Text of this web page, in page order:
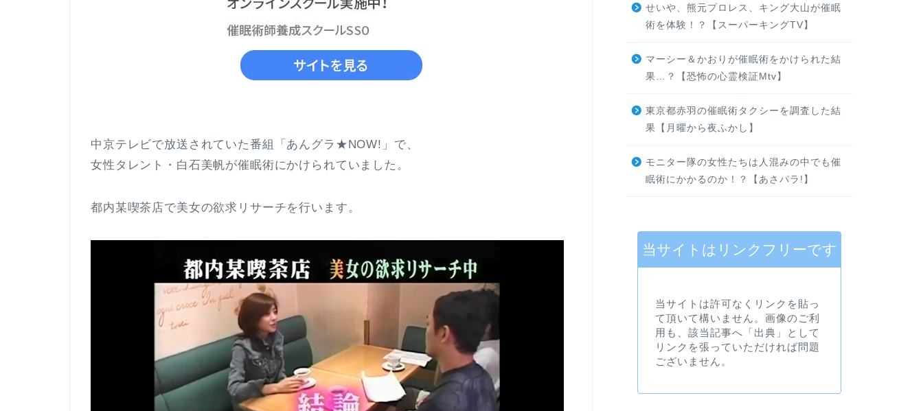
中京テレビで放送されていた番組「あんグラ★NOW!」で、
女性タレント・白石美帆が催眠術にかけられていました。
都内某喫茶店で美女の欲求リサーチを行います。
せいや、熊元プロレス、キング大山が催眠
術を体験！？【スーパーキングTV】
マーシー＆かおりが催眠術をかけられた結
果…？【恐怖の心霊検証Mtv】
東京都赤羽の催眠術タクシーを調査した結
果【月曜から夜ふかし】
モニター隊の女性たちは人混みの中でも催
眠術にかかるのか！？【あさパラ!】
当サイトはリンクフリーです
当サイトは許可なくリンクを貼っ
て頂いて構いません。画像のご利
用も、該当記事へ「出典」として
リンクを張っていただければ問題
ございません。